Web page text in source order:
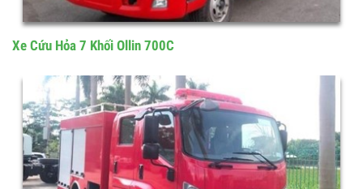
Xe Cứu Hỏa 7 Khối Ollin 700C